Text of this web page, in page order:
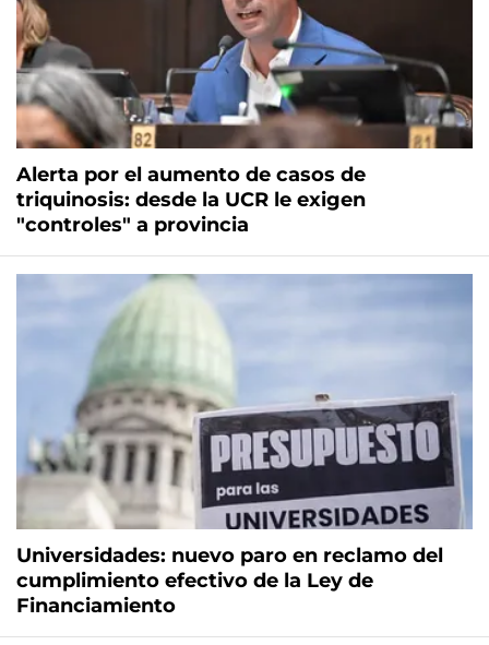
Alerta por el aumento de casos de
triquinosis: desde la UCR le exigen
"controles" a provincia
Universidades: nuevo paro en reclamo del
cumplimiento efectivo de la Ley de
Financiamiento